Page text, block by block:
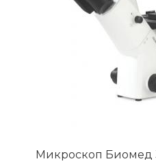
Микроскоп Биомед